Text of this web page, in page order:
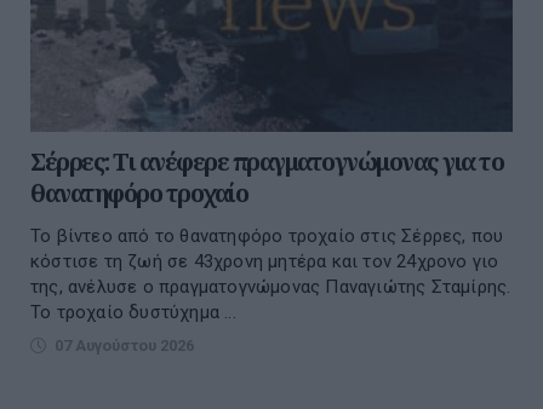
Σέρρες: Τι ανέφερε πραγματογνώμονας για το
θανατηφόρο τροχαίο
Το βίντεο από το θανατηφόρο τροχαίο στις Σέρρες, που
κόστισε τη ζωή σε 43χρονη μητέρα και τον 24χρονο γιο
της, ανέλυσε ο πραγματογνώμονας Παναγιώτης Σταμίρης.
Το τροχαίο δυστύχημα ...
07 Αυγούστου 2026